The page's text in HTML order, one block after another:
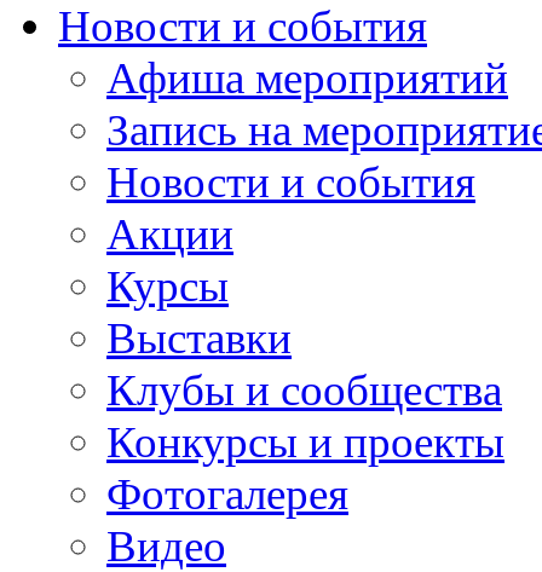
Новости и события
Афиша мероприятий
Запись на
Новости и события
Акции
Курсы
Выставки
Клубы и сообщества
Конкурсы и проекты
Фотогалерея
Видео